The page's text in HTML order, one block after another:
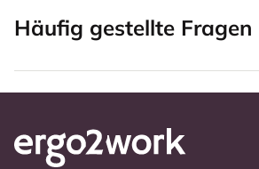
Häufig gestellte Fragen